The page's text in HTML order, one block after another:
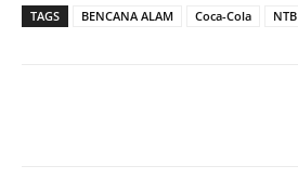
TAGS BENCANA ALAM Coca-Cola NTB